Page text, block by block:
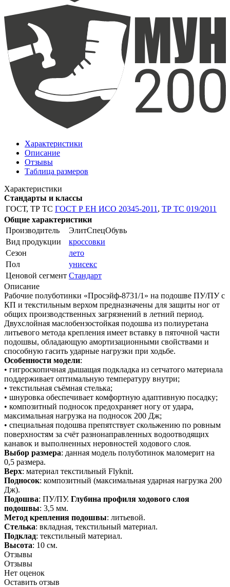
Характеристики
Описание
Отзывы
Таблица размеров
Характеристики
Стандарты и классы
ГОСТ, ТР ТС ГОСТ Р ЕН ИСО 20345-2011 , ТР ТС 019/2011
Общие характеристики
Производитель
ЭлитСпецОбувь
Вид продукции
кроссовки
Сезон
лето
Пол
унисекс
Ценовой сегмент Стандарт
Описание
Рабочие полуботинки «Просэйф-8731/1» на подошве ПУ/ПУ с
КП и текстильным верхом предназначены для защиты ног от
общих производственных загрязнений в летний период.
Двухслойная маслобензостойкая подошва из полиуретана
литьевого метода крепления имеет вставку в пяточной части
подошвы, обладающую амортизационными свойствами и
способную гасить ударные нагрузки при ходьбе.
Особенности модели:
• гигроскопичная дышащая подкладка из сетчатого материала
поддерживает оптимальную температуру внутри;
• текстильная съёмная стелька;
• шнуровка обеспечивает комфортную адаптивную посадку;
• композитный подносок предохраняет ногу от удара,
максимальная нагрузка на подносок 200 Дж;
• специальная подошва препятствует скольжению по ровным
поверхностям за счёт разнонаправленных водоотводящих
канавок и выполненных неровностей ходового слоя.
Выбор размера: данная модель полуботинок маломерит на
0,5 размера.
Верх: материал текстильный Flyknit.
Подносок: композитный (максимальная ударная нагрузка 200
Дж).
Подошва: ПУ/ПУ. Глубина профиля ходового слоя
подошвы: 3,5 мм.
Метод крепления подошвы: литьевой.
Стелька: вкладная, текстильный материал.
Подклад: текстильный материал.
Высота: 10 см.
Отзывы
Отзывы
Нет оценок
Оставить отзыв